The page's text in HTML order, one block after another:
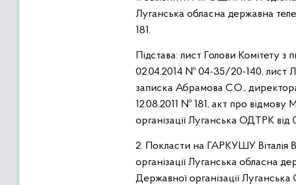
Луганська обласна державна
181.
Підстава: лист Голови Комітету
02.04.2014 № 04-35/20-140, лист
записка Абрамова С.О.,
12.08.2011 № 181, акт про
організації Луганська ОДТРК від
2. Покласти на ГАРКУШУ Віталія
організації Луганська обласна
Державної організації